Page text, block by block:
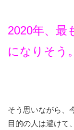
2020年、最
になりそう。
そう思いながら、
目的の人は避けて